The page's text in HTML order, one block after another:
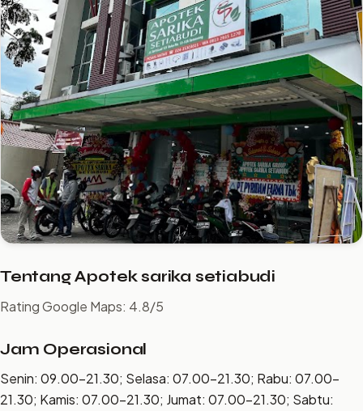
Tentang Apotek sarika setiabudi
Rating Google Maps: 4.8/5
Jam Operasional
Senin: 09.00–21.30; Selasa: 07.00–21.30; Rabu: 07.00–
21.30; Kamis: 07.00–21.30; Jumat: 07.00–21.30; Sabtu: